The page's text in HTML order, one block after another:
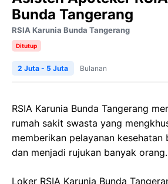
Bunda Tangerang
RSIA Karunia Bunda Tangerang
Ditutup
2 Juta - 5 Juta Bulanan
RSIA Karunia Bunda Tangerang
rumah sakit swasta yang
memberikan pelayanan kesehatan
dan menjadi rujukan banyak orang.
Loker RSIA Karunia Bunda